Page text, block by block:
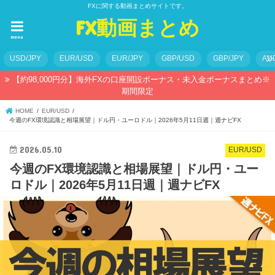
FXに関する動画まとめサイトです。
FX動画まとめ
menu
USD/JPY EUR/USD EUR/JPY GBP/USD GBP/JPY
【約98,000円分】海外FXの口座開設ボーナス・未入金ボーナスまとめ※
期間限定
HOME
EUR/USD
今週のFX環境認識と相場展望｜ドル円・ユーロドル｜2026年5月11日週｜週ナビFX
EUR/USD
2026.05.10
今週のFX環境認識と相場展望｜ドル円・ユー
ロドル｜2026年5月11日週｜週ナビFX